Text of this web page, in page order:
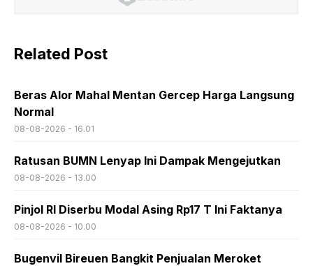
Related Post
Beras Alor Mahal Mentan Gercep Harga Langsung
Normal
08-08-2026 - 16.01
Ratusan BUMN Lenyap Ini Dampak Mengejutkan
08-08-2026 - 13.00
Pinjol RI Diserbu Modal Asing Rp17 T Ini Faktanya
08-08-2026 - 10.00
Bugenvil Bireuen Bangkit Penjualan Meroket